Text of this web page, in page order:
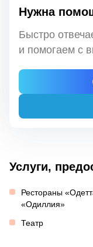
Нужна
Быстро
и помогаем с
Услуги,
Рестораны
«Одиллия»
Театр